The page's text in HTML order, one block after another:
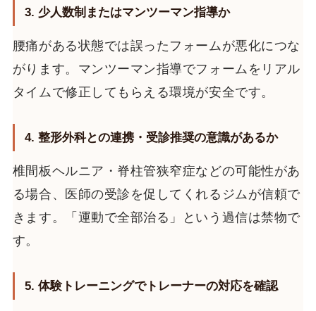
3. 少人数制またはマンツーマン指導か
腰痛がある状態では誤ったフォームが悪化につな
がります。マンツーマン指導でフォームをリアル
タイムで修正してもらえる環境が安全です。
4. 整形外科との連携・受診推奨の意識があるか
椎間板ヘルニア・脊柱管狭窄症などの可能性があ
る場合、医師の受診を促してくれるジムが信頼で
きます。「運動で全部治る」という過信は禁物で
す。
5. 体験トレーニングでトレーナーの対応を確認